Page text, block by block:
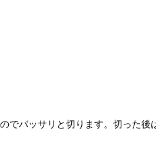
でバッサリと切ります。切った